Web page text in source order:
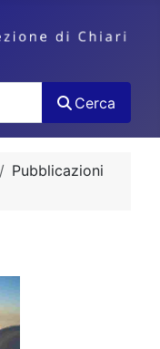
Cerca
Pubblicazioni